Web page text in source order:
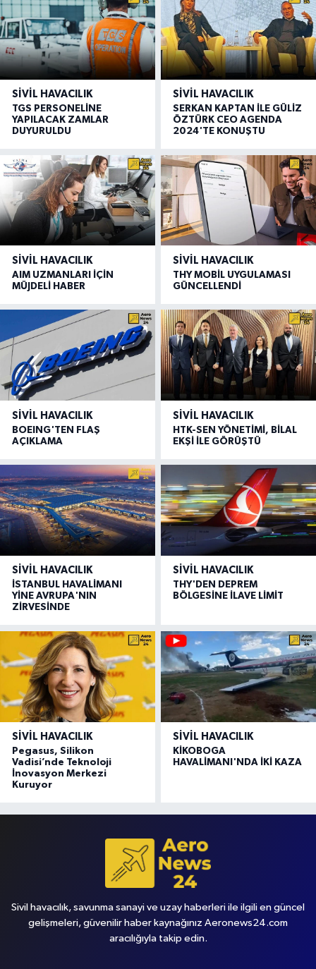
SIVIL HAVACILIK
TGS PERSONELİNE
YAPILACAK ZAMLAR
DUYURULDU
SIVIL HAVACILIK
SERKAN KAPTAN İLE GÜLİZ
ÖZTÜRK CEO AGENDA
2024'TE KONUŞTU
SIVIL HAVACILIK
AIM UZMANLARI İÇİN
MÜJDELİ HABER
SIVIL HAVACILIK
THY MOBİL UYGULAMASI
GÜNCELLENDİ
SIVIL HAVACILIK
BOEING'TEN FLAŞ
AÇIKLAMA
SIVIL HAVACILIK
HTK-SEN YÖNETİMİ, BİLAL
EKŞİ İLE GÖRÜŞTÜ
SIVIL HAVACILIK
İSTANBUL HAVALİMANI
YİNE AVRUPA'NIN
ZİRVESİNDE
SIVIL HAVACILIK
THY'DEN DEPREM
BÖLGESİNE İLAVE LİMİT
SIVIL HAVACILIK
Pegasus, Silikon
Vadisi’nde Teknoloji
İnovasyon Merkezi
Kuruyor
SIVIL HAVACILIK
KİKOBOGA
HAVALİMANI'NDA İKİ KAZA
Sivil havacılık, savunma sanayi ve uzay haberleri ile ilgili en güncel
gelişmeleri, güvenilir haber kaynağınız Aeronews24.com
aracılığıyla takip edin.